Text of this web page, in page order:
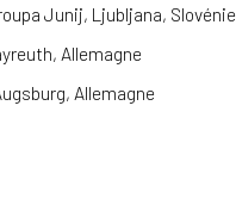
Junij, Ljubljana, Slovénie
Allemagne
Allemagne